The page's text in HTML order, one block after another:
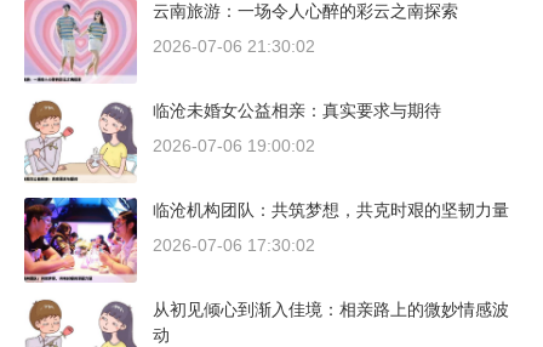
云南旅游：一场令人心醉的彩云之南探索
2026-07-06 21:30:02
临沧未婚女公益相亲：真实要求与期待
2026-07-06 19:00:02
临沧机构团队：共筑梦想，共克时艰的坚韧力量
2026-07-06 17:30:02
从初见倾心到渐入佳境：相亲路上的微妙情感波
动